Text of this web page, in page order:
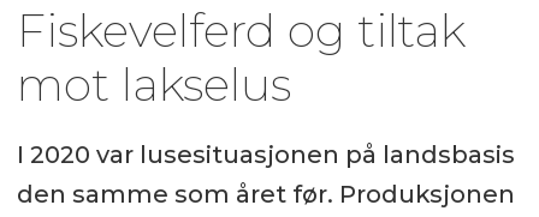
Fiskevelferd og tiltak
mot lakselus
I 2020 var lusesituasjonen på landsbasis
den samme som året før. Produksjonen